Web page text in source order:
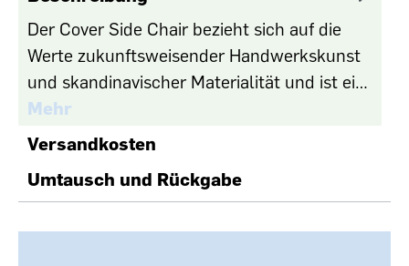
Der Cover Side Chair bezieht sich auf die
Werte zukunftsweisender Handwerkskunst
und skandinavischer Materialität und ist ei…
Mehr
Versandkosten
Umtausch und Rückgabe